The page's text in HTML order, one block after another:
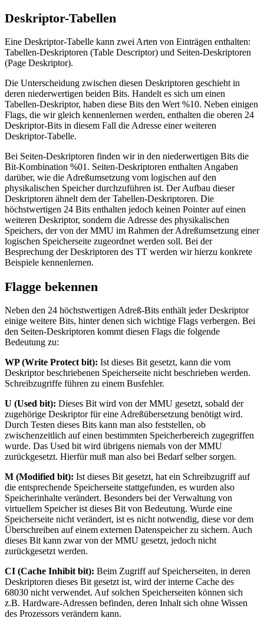
Deskriptor-Tabellen
Eine Deskriptor-Tabelle kann zwei Arten von Einträgen enthalten:
Tabellen-Deskriptoren (Table Descriptor) und Seiten-Deskriptoren
(Page Deskriptor).
Die Unterscheidung zwischen diesen Deskriptoren geschieht in
deren niederwertigen beiden Bits. Handelt es sich um einen
Tabellen-Deskriptor, haben diese Bits den Wert %10. Neben einigen
Flags, die wir gleich kennenlernen werden, enthalten die oberen 24
Deskriptor-Bits in diesem Fall die Adresse einer weiteren
Deskriptor-Tabelle.
Bei Seiten-Deskriptoren finden wir in den niederwertigen Bits die
Bit-Kombination %01. Seiten-Deskriptoren enthalten Angaben
darüber, wie die Adreßumsetzung vom logischen auf den
physikalischen Speicher durchzuführen ist. Der Aufbau dieser
Deskriptoren ähnelt dem der Tabellen-Deskriptoren. Die
höchstwertigen 24 Bits enthalten jedoch keinen Pointer auf einen
weiteren Deskriptor, sondern die Adresse des physikalischen
Speichers, der von der MMU im Rahmen der Adreßumsetzung einer
logischen Speicherseite zugeordnet werden soll. Bei der
Besprechung der Deskriptoren des TT werden wir hierzu konkrete
Beispiele kennenlernen.
Flagge bekennen
Neben den 24 höchstwertigen Adreß-Bits enthält jeder Deskriptor
einige weitere Bits, hinter denen sich wichtige Flags verbergen. Bei
den Seiten-Deskriptoren kommt diesen Flags die folgende
Bedeutung zu:
WP (Write Protect bit): Ist dieses Bit gesetzt, kann die vom
Deskriptor beschriebenen Speicherseite nicht beschrieben werden.
Schreibzugriffe führen zu einem Busfehler.
U (Used bit): Dieses Bit wird von der MMU gesetzt, sobald der
zugehörige Deskriptor für eine Adreßübersetzung benötigt wird.
Durch Testen dieses Bits kann man also feststellen, ob
zwischenzeitlich auf einen bestimmten Speicherbereich zugegriffen
wurde. Das Used bit wird übrigens niemals von der MMU
zurückgesetzt. Hierfür muß man also bei Bedarf selber sorgen.
M (Modified bit): Ist dieses Bit gesetzt, hat ein Schreibzugriff auf
die entsprechende Speicherseite stattgefunden, es wurden also
Speicherinhalte verändert. Besonders bei der Verwaltung von
virtuellem Speicher ist dieses Bit von Bedeutung. Wurde eine
Speicherseite nicht verändert, ist es nicht notwendig, diese vor dem
Überschreiben auf einem externen Datenspeicher zu sichern. Auch
dieses Bit kann zwar von der MMU gesetzt, jedoch nicht
zurückgesetzt werden.
CI (Cache Inhibit bit): Beim Zugriff auf Speicherseiten, in deren
Deskriptoren dieses Bit gesetzt ist, wird der interne Cache des
68030 nicht verwendet. Auf solchen Speicherseiten können sich
z.B. Hardware-Adressen befinden, deren Inhalt sich ohne Wissen
des Prozessors verändern kann.